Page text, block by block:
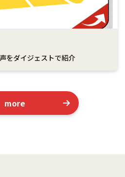
介 生 事 覧
をダイジェストで紹介
more